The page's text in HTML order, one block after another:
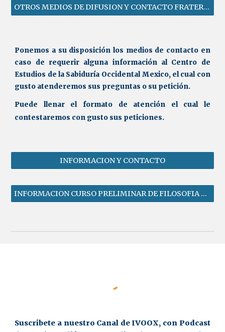
OTROS MEDIOS DE DIFUSION Y CONTACTO FRATERNIDAD ROSACRUZ DE MEXICO
Ponemos a su disposición los medios de contacto en
caso de requerir alguna información al Centro de
Estudios de la Sabiduría Occidental Mexico, el cual con
gusto atenderemos sus preguntas o su petición.
Puede llenar el formato de atención el cual le
contestaremos con gusto sus peticiones.
INFORMACION Y CONTACTO
INFORMACION CURSO PRELIMINAR DE FILOSOFIA ROSACRUZ
Suscribete a nuestro Canal de IVOOX, con Podcast